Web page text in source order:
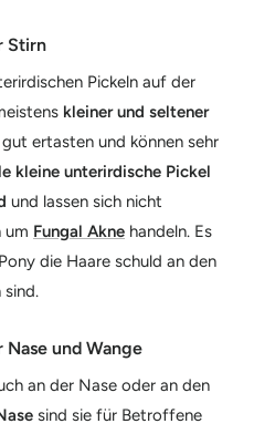
Stirn
Pickeln auf der
kleiner und seltener
ertasten und können sehr
kleine unterirdische Pickel
und lassen sich nicht
um Fungal Akne handeln. Es
die Haare schuld an den
sind.
und Wange
an der Nase oder an den
sind sie für Betroffene